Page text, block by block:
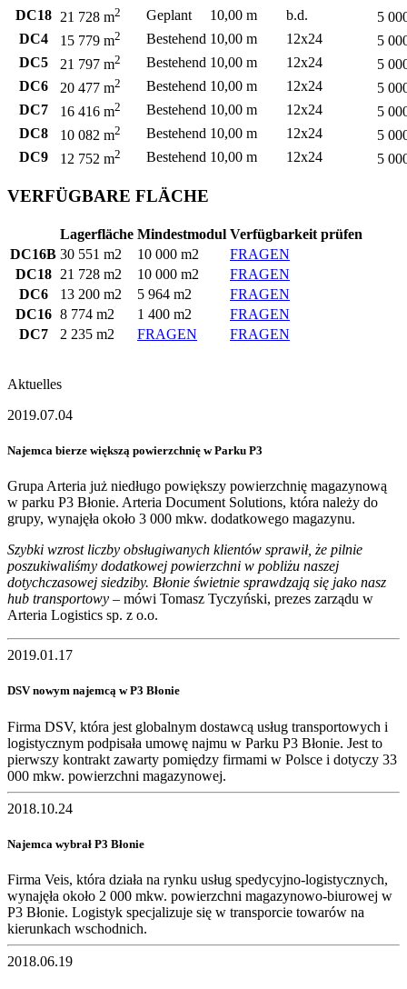
DC18
21 728 m2 Geplant 10,00 m b.d.
5
DC4
15 779 m2 Bestehend 10,00 m 12x24
5
DC5
21 797 m2 Bestehend 10,00 m 12x24
5
DC6
20 477 m2 Bestehend 10,00 m 12x24
5
DC7
16 416 m2 Bestehend 10,00 m 12x24
5
DC8
10 082 m2 Bestehend 10,00 m 12x24
5
DC9
12 752 m2 Bestehend 10,00 m 12x24 5
VERFÜGBARE FLÄCHE
Lagerfläche Mindestmodul Verfügbarkeit prüfen
DC16B 30 551 m2 10 000 m2
FRAGEN
DC18
21 728 m2 10 000 m2
FRAGEN
DC6
13 200 m2 5 964 m2
FRAGEN
DC16 8 774 m2 1 400 m2
FRAGEN
DC7
2 235 m2 FRAGEN FRAGEN
Aktuelles
2019.07.04
Najemca bierze większą powierzchnię w Parku P3
Grupa Arteria już niedługo powiększy powierzchnię magazynową
w parku P3 Błonie. Arteria Document Solutions, która należy do
grupy, wynajęła około 3 000 mkw. dodatkowego magazynu.
Szybki wzrost liczby obsługiwanych klientów sprawił, że pilnie
poszukiwaliśmy dodatkowej powierzchni w pobliżu naszej
dotychczasowej siedziby. Błonie świetnie sprawdzają się jako nasz
hub transportowy – mówi Tomasz Tyczyński, prezes zarządu w
Arteria Logistics sp. z o.o.
2019.01.17
DSV nowym najemcą w P3 Błonie
Firma DSV, która jest globalnym dostawcą usług transportowych i
logistycznym podpisała umowę najmu w Parku P3 Błonie. Jest to
pierwszy kontrakt zawarty pomiędzy firmami w Polsce i dotyczy 33
000 mkw. powierzchni magazynowej.
2018.10.24
Najemca wybrał P3 Błonie
Firma Veis, która działa na rynku usług spedycyjno-logistycznych,
wynajęła około 2 000 mkw. powierzchni magazynowo-biurowej w
P3 Błonie. Logistyk specjalizuje się w transporcie towarów na
kierunkach wschodnich.
2018.06.19